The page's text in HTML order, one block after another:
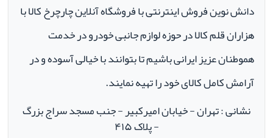
دانش نوین فروش اینترنتی با فروشگاه آنلاین چارچرخ کالا با
هزاران قلم کالا در حوزه لوازم جانبی خودرو در خدمت
هموطنان عزیز ایرانی باشیم تا بتوانند با خیالی آسوده و در
آرامش کامل کالای خود را تهیه نمایند.
نشانی : تهران - خیابان امیرکبیر - جنب مسجد سراج بزرگ
- پلاک ۴۱۵